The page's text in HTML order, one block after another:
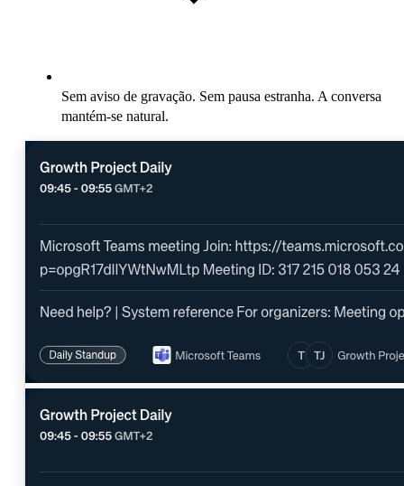
Sem aviso de gravação. Sem pausa estranha. A conversa
mantém-se natural.